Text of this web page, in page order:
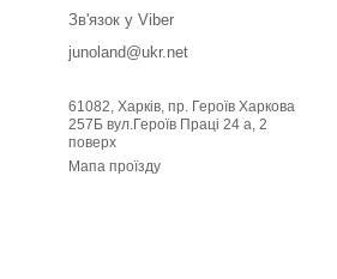
Зв'язок у Viber
junoland@ukr.net
61082, Харків, пр. Героїв Харкова
257Б вул.Героїв Праці 24 а, 2
поверх
Мапа проїзду